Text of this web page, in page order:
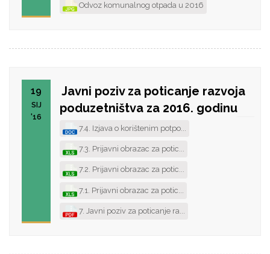
Odvoz komunalnog otpada u 2016
19
SIJ
'16
Javni poziv za poticanje razvoja
poduzetništva za 2016. godinu
7.4. Izjava o korištenim potpo...
7.3. Prijavni obrazac za potic...
7.2. Prijavni obrazac za potic...
7.1. Prijavni obrazac za potic...
7. Javni poziv za poticanje ra...